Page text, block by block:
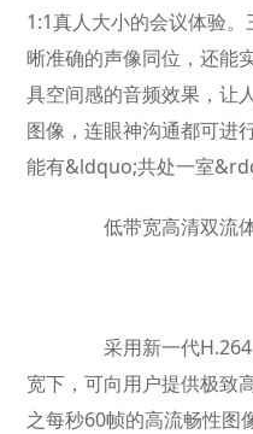
1:1真人大小的会议体验
晰准确的声像同位，还能
具空间感的音频效果，让
图像，连眼神沟通都可进
能有&ldquo;共处一室
低带宽高清双流
采用新一代H.264
宽下，可向用户提供极致
之每秒60帧的高流畅性图